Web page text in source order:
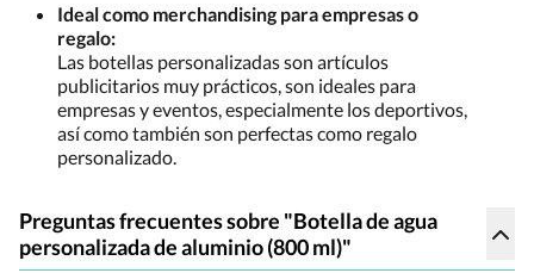
Ideal como merchandising para empresas o
regalo:
Las botellas personalizadas son artículos
publicitarios muy prácticos, son ideales para
empresas y eventos, especialmente los deportivos,
así como también son perfectas como regalo
personalizado.
Preguntas frecuentes sobre "Botella de agua
personalizada de aluminio (800 ml)"